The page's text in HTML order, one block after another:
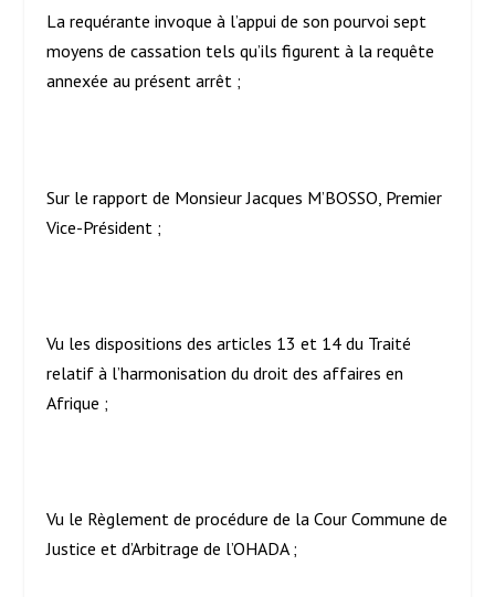
La requérante invoque à l’appui de son pourvoi sept
moyens de cassation tels qu’ils figurent à la requête
annexée au présent arrêt ;
Sur le rapport de Monsieur Jacques M’BOSSO, Premier
Vice-Président ;
Vu les dispositions des articles 13 et 14 du Traité
relatif à l’harmonisation du droit des affaires en
Afrique ;
Vu le Règlement de procédure de la Cour Commune de
Justice et d’Arbitrage de l’OHADA ;